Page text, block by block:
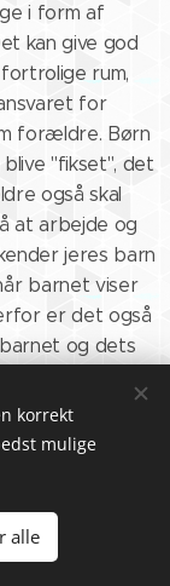
i form af
kan give god
rum,
for
forældre. Børn
blive "fikset", det
også skal
at arbejde og
jeres barn
barnet viser
er det også
og dets
🌟
korrekt
mulige
alle